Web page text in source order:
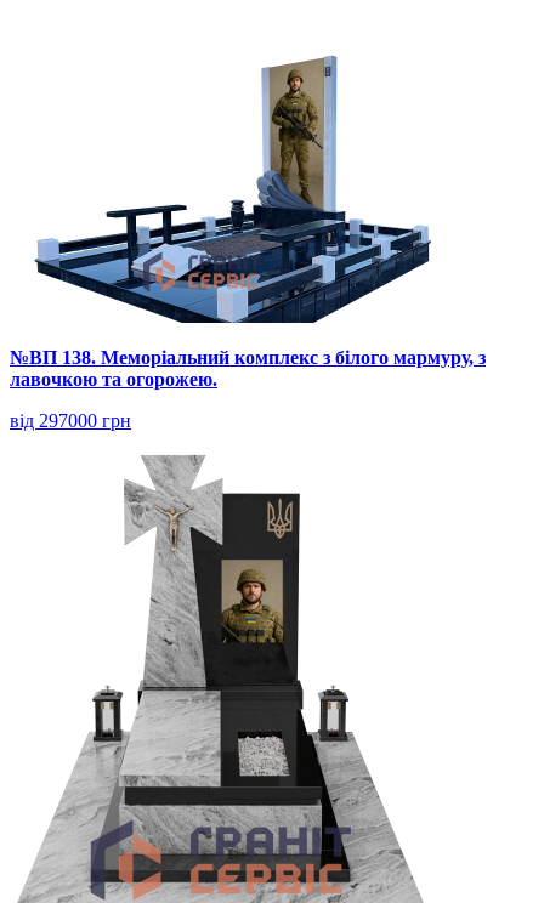
№ВП 138. Меморіальний комплекс з білого мармуру, з
лавочкою та огорожею.
від 297000 грн